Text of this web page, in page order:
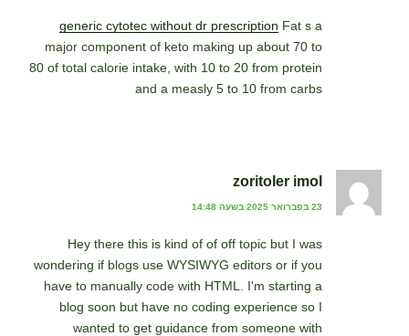
generic cytotec without dr prescription Fat s a
major component of keto making up about 70 to
80 of total calorie intake, with 10 to 20 from protein
and a measly 5 to 10 from carbs
zoritoler imol
23 בפברואר 2025 בשעה 14:48
Hey there this is kind of of off topic but I was
wondering if blogs use WYSIWYG editors or if you
have to manually code with HTML. I'm starting a
blog soon but have no coding experience so I
wanted to get guidance from someone with